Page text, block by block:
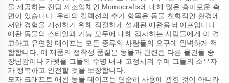
을 제공하는 전담 제조업체인 Momocrafts에 대해 많은 흥미로운 측
면이 있습니다. 우리의 컬렉션의 추가 항목은 동물 친화적인 환경에
서만 경험을 개선하기 위해 적절하게 설계된 애완용 테이프입니다.
애완 동물의 스타일과 기능 모두에 대해 감사하는 사람들에게 이 견
고하고 유연한 테이프는 모든 종류의 사람들의 요구에 완벽하게 적
합합니다. 이 제품의 접착성 품질은 동물과 관련된 다른 물건들 중
장난감이나 카펫을 그들의 수명 내내 고정시켜 주며 그들의 소유자
가 행복하고 안전할 것을 보장합니다.
모자 크래프트 애완 동물 테이프는 단순히 사용에 관한 것이 아니라